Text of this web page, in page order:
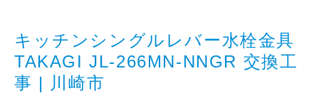
キッチンシングルレバー水栓金具
TAKAGI JL-266MN-NNGR 交換工
事 | 川崎市